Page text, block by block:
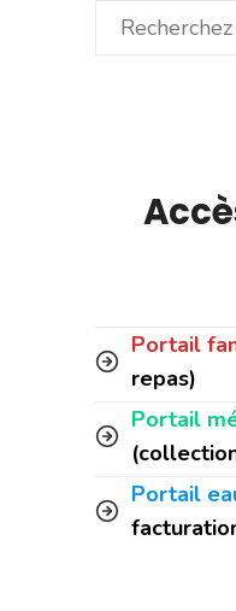
Rechercher
Portail
repas)
Portail
Portail